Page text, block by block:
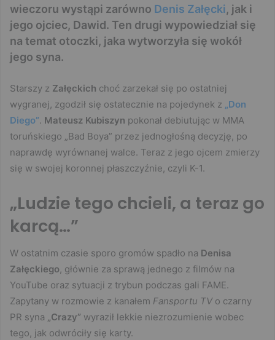
wieczoru wystąpi zarówno Denis Załęcki, jak i
jego ojciec, Dawid. Ten drugi wypowiedział się
na temat otoczki, jaka wytworzyła się wokół
jego syna.
Starszy z Załęckich choć zarzekał się po ostatniej
wygranej, zgodził się ostatecznie na pojedynek z
„Don
Diego”. Mateusz Kubiszyn pokonał debiutując w MMA
toruńskiego „Bad Boya” przez jednogłośną decyzję, po
naprawdę wyrównanej walce. Teraz z jego ojcem zmierzy
się w swojej koronnej płaszczyźnie, czyli K-1.
„Ludzie tego chcieli, a teraz go
karcą…”
W ostatnim czasie sporo gromów spadło na Denisa
Załęckiego, głównie za sprawą jednego z filmów na
YouTube oraz sytuacji z trybun podczas gali FAME.
Zapytany w rozmowie z kanałem Fansportu TVo czarny
PR syna „Crazy” wyraził lekkie niezrozumienie wobec
tego, jak odwróciły się karty.